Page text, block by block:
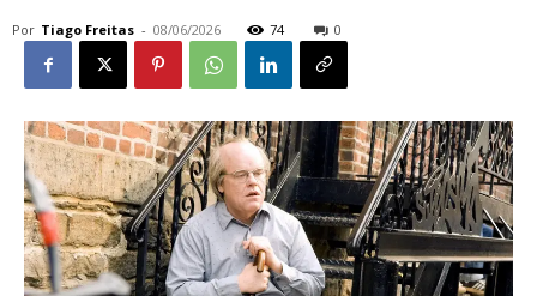
Por Tiago Freitas - 08/06/2026 74 0